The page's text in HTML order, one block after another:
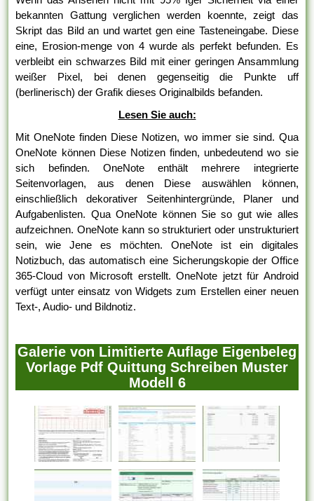
bekannten Gattung verglichen werden koennte, zeigt das
Skript das Bild an und wartet gen eine Tasteneingabe. Diese
eine, Erosion-menge von 4 wurde als perfekt befunden. Es
verbleibt ein schwarzes Bild mit einer geringen Ansammlung
weißer Pixel, bei denen gegenseitig die Punkte uff
(berlinerisch) der Grafik dieses Originalbilds befanden.
Lesen Sie auch:
Mit OneNote finden Diese Notizen, wo immer sie sind. Qua
OneNote können Diese Notizen finden, unbedeutend wo sie
sich befinden. OneNote enthält mehrere integrierte
Seitenvorlagen, aus denen Diese auswählen können,
einschließlich dekorativer Seitenhintergründe, Planer und
Aufgabenlisten. Qua OneNote können Sie so gut wie alles
aufzeichnen. OneNote kann so strukturiert oder unstrukturiert
sein, wie Jene es möchten. OneNote ist ein digitales
Notizbuch, das automatisch eine Sicherungskopie der Office
365-Cloud von Microsoft erstellt. OneNote jetzt für Android
verfügt unter einsatz von Widgets zum Erstellen einer neuen
Text-, Audio- und Bildnotiz.
Galerie von Limitierte Auflage Eigenbeleg
Vorlage Pdf Quittung Schreiben Muster
Modell 6